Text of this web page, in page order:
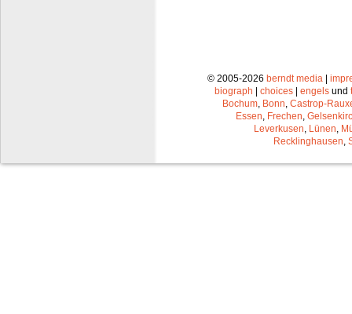
© 2005-2026 berndt media |
biograph | choices | engels und
Bochum Bonn Castrop-
Essen Frechen
Leverkusen Lünen
Recklinghausen